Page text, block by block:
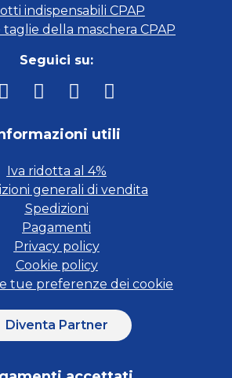
indispensabili CPAP
della maschera CPAP
Seguici su:
utili
Iva ridotta al 4%
generali di vendita
Spedizioni
Pagamenti
Privacy policy
Cookie policy
tue preferenze dei cookie
Diventa Partner